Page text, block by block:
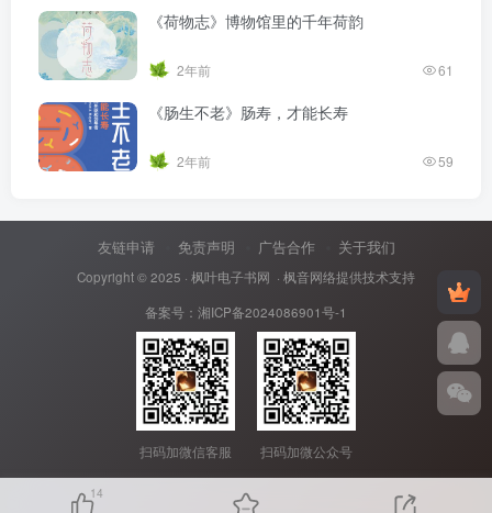
《荷物志》博物馆里的千年荷韵
2年前 61
《肠生不老》肠寿，才能长寿
2年前 59
友链申请 免责声明 广告合作 关于我们
Copyright © 2025 · 枫叶电子书网 · 枫音网络提供技术支持
备案号： 湘ICP备2024086901号-1
扫码加微信客服 扫码加微公众号
14